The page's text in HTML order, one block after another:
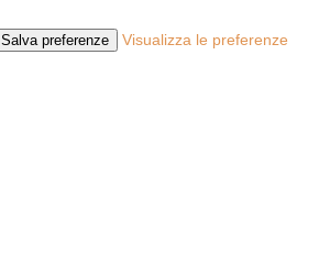
Salva preferenze
Visualizza le preferenze